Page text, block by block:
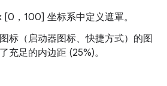
，100] 坐标系中定义遮罩。
标（启动器图标、快捷方式）的图
充足的内边距 (25%)。